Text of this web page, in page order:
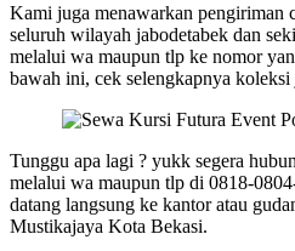
Kami juga menawarkan pengiriman
seluruh wilayah jabodetabek dan
melalui wa maupun tlp ke nomor
bawah ini, cek selengkapnya
Tunggu apa lagi ? yukk segera
melalui wa maupun tlp di 0818-
datang langsung ke kantor atau
Mustikajaya Kota Bekasi.